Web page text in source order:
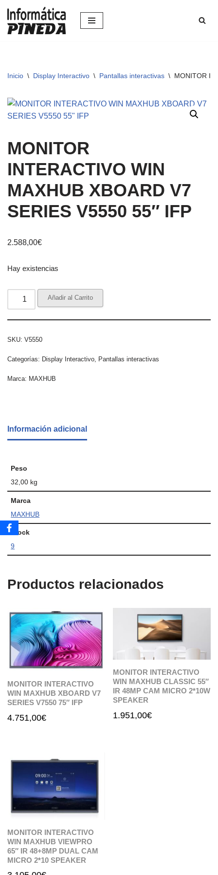
Saltar
Inicio \ Display Interactivo \ Pantallas interactivas \ MONITOR
MONITOR
INTERACTIVO WIN
MAXHUB XBOARD V7
SERIES V5550 55″ IFP
2.588,00€
Hay existencias
Añadir al Carrito
SKU: V5550
Categorías: Display Interactivo Pantallas interactivas
Marca: MAXHUB
Información adicional
Peso
32,00 kg
Marca
MAXHUB
Stock
9
Productos relacionados
MONITOR INTERACTIVO
WIN MAXHUB XBOARD V7
SERIES V7550 75″ IFP
4.751,00€
MONITOR INTERACTIVO
WIN MAXHUB CLASSIC 55″
IR 48MP CAM MICRO 2*10W
SPEAKER
1.951,00€
MONITOR INTERACTIVO
WIN MAXHUB VIEWPRO
65″ IR 48+8MP DUAL CAM
MICRO 2*10 SPEAKER